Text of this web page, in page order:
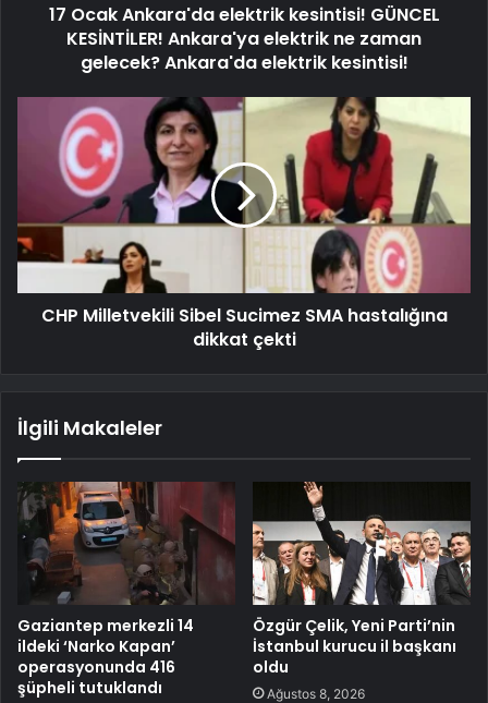
17 Ocak Ankara'da elektrik kesintisi! GÜNCEL
KESİNTİLER! Ankara'ya elektrik ne zaman
gelecek? Ankara'da elektrik kesintisi!
CHP Milletvekili Sibel Sucimez SMA hastalığına
dikkat çekti
İlgili Makaleler
Gaziantep merkezli 14
ildeki ‘Narko Kapan’
operasyonunda 416
şüpheli tutuklandı
Özgür Çelik, Yeni Parti’nin
İstanbul kurucu il başkanı
oldu
Ağustos 8, 2026